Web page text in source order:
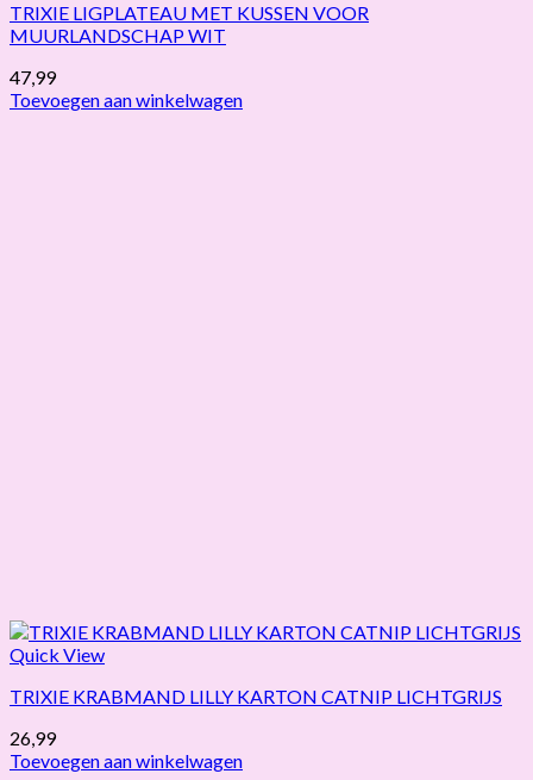
TRIXIE LIGPLATEAU MET KUSSEN VOOR
MUURLANDSCHAP WIT
47,99
Toevoegen aan winkelwagen
Quick View
TRIXIE KRABMAND LILLY KARTON CATNIP LICHTGRIJS
26,99
Toevoegen aan winkelwagen